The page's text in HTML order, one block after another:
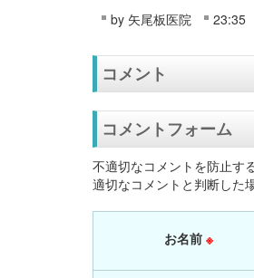
by 矢尾板医院 23:35
コメント
コメントフォーム
不適切なコメントを防止す
適切なコメントと判断した
お名前 ※